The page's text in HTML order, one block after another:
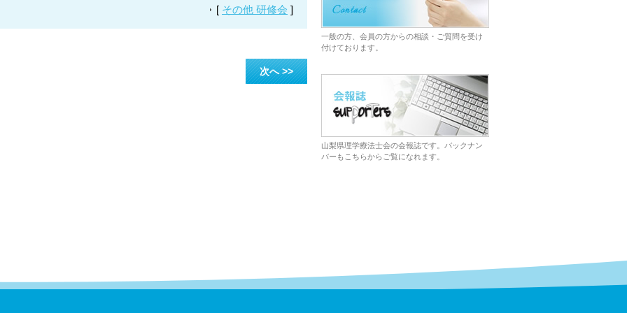
[ その他 研修会 ]
次へ >>
一般の方、会員の方からの相談・ご質問を受け
付けております。
山梨県理学療法士会の会報誌です。バックナン
バーもこちらからご覧になれます。